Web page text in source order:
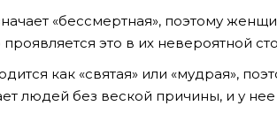
«бессмертная», поэтому
это в их невероятной
как «святая» или «мудрая»,
людей без веской причины, и у нее